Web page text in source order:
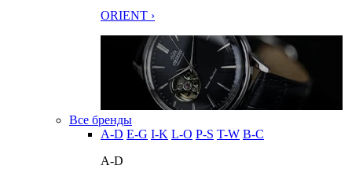
ORIENT ›
Все бренды
A-D E-G I-K L-O P-S T-W В-С
A-D